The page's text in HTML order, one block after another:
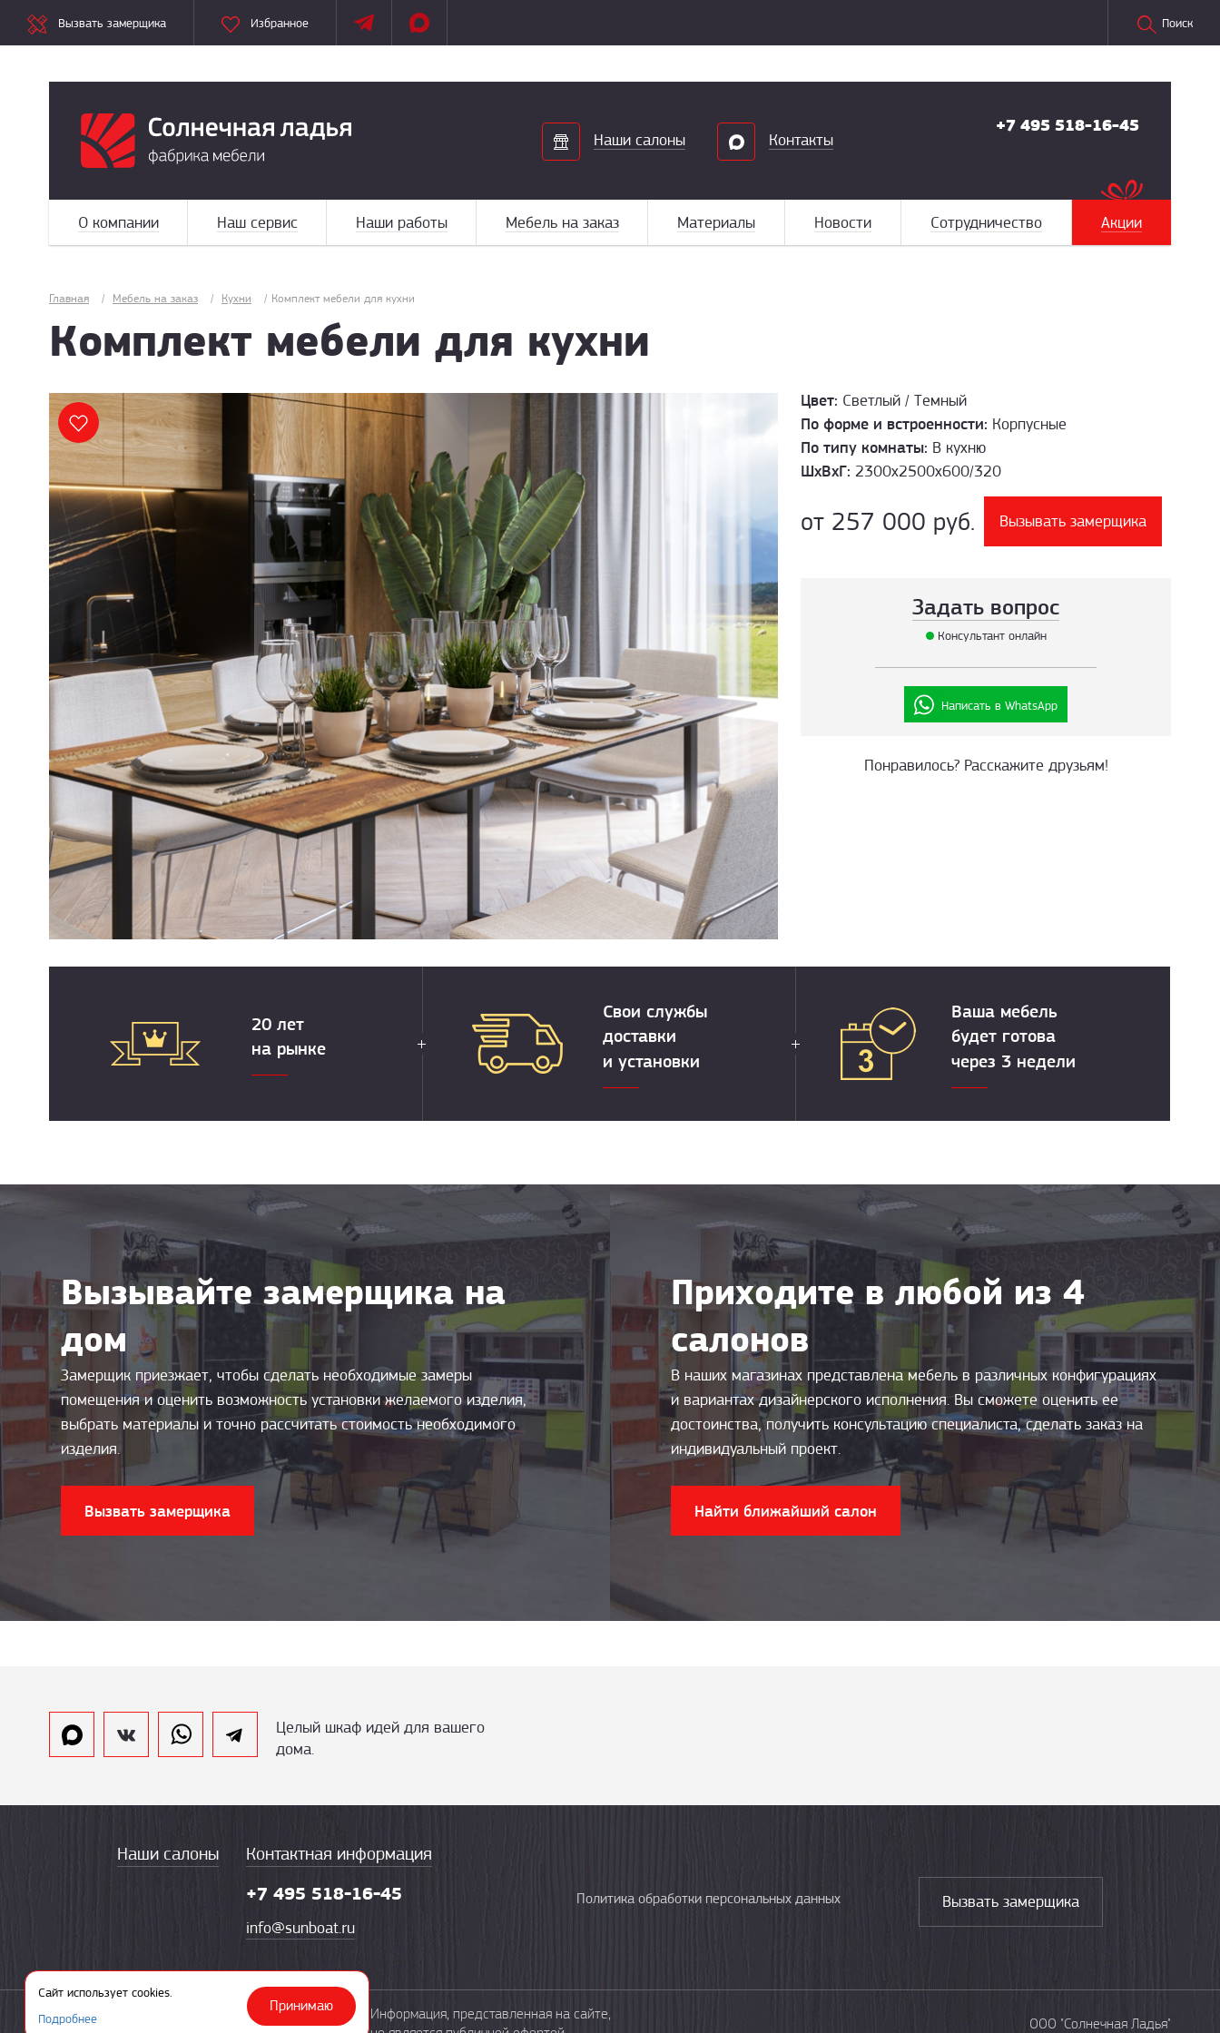
Вызвать замерщика Избранное Поиск
Наши салоны Контакты
+7 495 518-16-45
О компании Наш сервис Наши работы Мебель на заказ Материалы Новости Сотрудничество Акции
Главная / Мебель на заказ / Кухни / Комплект мебели для кухни
Комплект мебели для кухни
Цвет: Светлый / Темный
По форме и встроенности: Корпусные
По типу комнаты: В кухню
ШхВхГ: 2300х2500х600/320
от 257 000 руб. Вызывать замерщика
Задать вопрос
Консультант онлайн
Написать в WhatsApp
Понравилось? Расскажите друзьям!
20 лет
на рынке
Свои службы
доставки
и установки
Ваша мебель
будет готова
через 3 недели
Вызывайте замерщика на
дом
Замерщик приезжает, чтобы сделать необходимые замеры
помещения и оценить возможность установки желаемого изделия,
выбрать материалы и точно рассчитать стоимость необходимого
изделия.
Вызвать замерщика
Приходите в любой из 4
салонов
В наших магазинах представлена мебель в различных конфигурациях
и вариантах дизайнерского исполнения. Вы сможете оценить ее
достоинства, получить консультацию специалиста, сделать заказ на
индивидуальный проект.
Найти ближайший салон
Целый шкаф идей для вашего
дома.
Наши салоны Контактная информация
+7 495 518-16-45
info@sunboat.ru
Политика обработки персональных данных Вызвать замерщика
© 2003—2026 «Солнечная ладья»
Информация, представленная на сайте,
ООО "Солнечная Ладья"
Сайт использует cookies.
Подробнее
Принимаю